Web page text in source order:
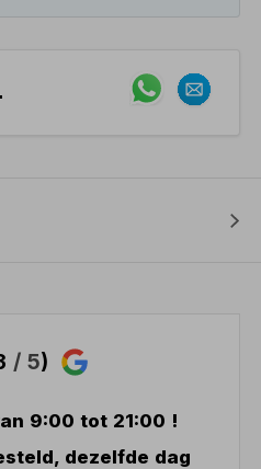
/ 5)
9:00 tot 21:00 !
dezelfde dag